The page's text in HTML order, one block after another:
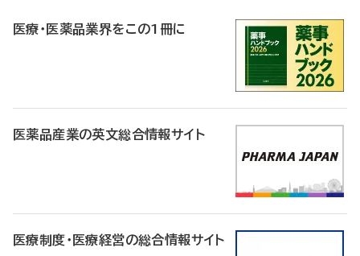
医療・医薬品業界をこの1冊に
医薬品産業の英文総合情報サイト
医療制度・医療経営の総合情報サイト